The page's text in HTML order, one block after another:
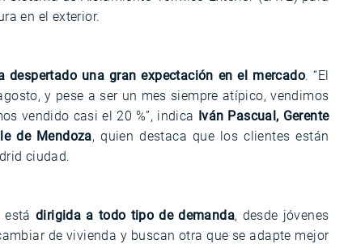
en el exterior.
despertado una gran expectación en el mercado. “El
y pese a ser un mes siempre atípico, vendimos
vendido casi el 20 %”, indica Iván Pascual, Gerente
de Mendoza, quien destaca que los clientes están
ciudad.
está dirigida a todo tipo de demanda, desde jóvenes
de vivienda y buscan otra que se adapte mejor